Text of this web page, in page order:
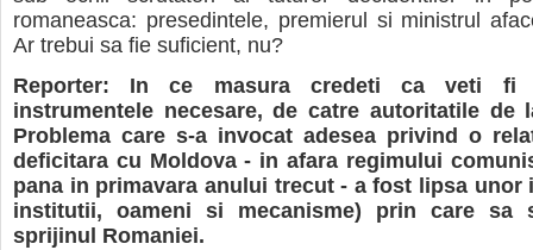
romaneasca: presedintele, premierul si ministrul
Ar trebui sa fie suficient, nu?
Reporter: In ce masura credeti ca veti fi
instrumentele necesare, de catre autoritatile de
Problema care s-a invocat adesea privind o
deficitara cu Moldova - in afara regimului
pana in primavara anului trecut - a fost lipsa unor
institutii, oameni si mecanisme) prin care sa
sprijinul Romaniei.